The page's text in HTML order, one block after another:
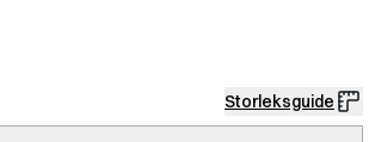
Storleksguide